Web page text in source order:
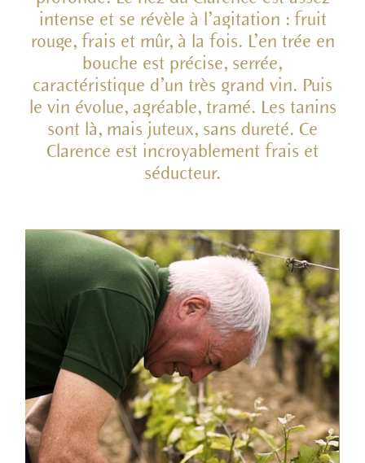
intense et se révèle à l’agitation : fruit
rouge, frais et mûr, à la fois. L’en trée en
bouche est précise, serrée,
caractéristique d’un très grand vin. Puis
le vin évolue, agréable, tramé. Les tanins
sont là, mais juteux, sans dureté. Ce
Clarence est incroyablement frais et
séducteur.